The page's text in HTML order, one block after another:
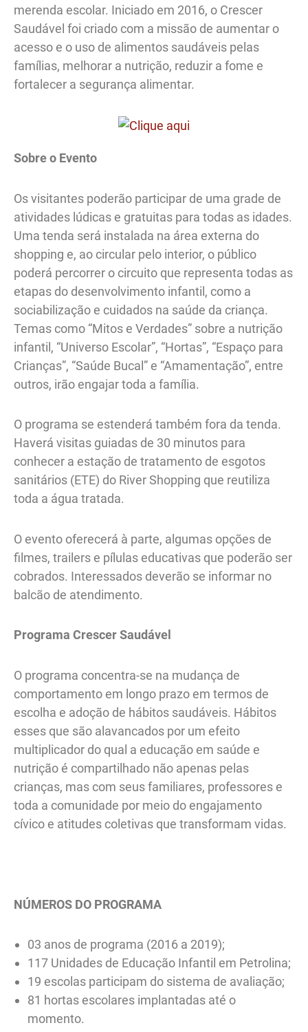
merenda escolar. Iniciado em 2016, o Crescer
Saudável foi criado com a missão de aumentar o
acesso e o uso de alimentos saudáveis pelas
famílias, melhorar a nutrição, reduzir a fome e
fortalecer a segurança alimentar.
Sobre o Evento
Os visitantes poderão participar de uma grade de
atividades lúdicas e gratuitas para todas as idades.
Uma tenda será instalada na área externa do
shopping e, ao circular pelo interior, o público
poderá percorrer o circuito que representa todas as
etapas do desenvolvimento infantil, como a
sociabilização e cuidados na saúde da criança.
Temas como “Mitos e Verdades” sobre a nutrição
infantil, “Universo Escolar”, “Hortas”, “Espaço para
Crianças”, “Saúde Bucal” e “Amamentação”, entre
outros, irão engajar toda a família.
O programa se estenderá também fora da tenda.
Haverá visitas guiadas de 30 minutos para
conhecer a estação de tratamento de esgotos
sanitários (ETE) do River Shopping que reutiliza
toda a água tratada.
O evento oferecerá à parte, algumas opções de
filmes, trailers e pílulas educativas que poderão ser
cobrados. Interessados deverão se informar no
balcão de atendimento.
Programa Crescer Saudável
O programa concentra-se na mudança de
comportamento em longo prazo em termos de
escolha e adoção de hábitos saudáveis. Hábitos
esses que são alavancados por um efeito
multiplicador do qual a educação em saúde e
nutrição é compartilhado não apenas pelas
crianças, mas com seus familiares, professores e
toda a comunidade por meio do engajamento
cívico e atitudes coletivas que transformam vidas.
NÚMEROS DO PROGRAMA
03 anos de programa (2016 a 2019);
117 Unidades de Educação Infantil em Petrolina;
19 escolas participam do sistema de avaliação;
81 hortas escolares implantadas até o
momento.